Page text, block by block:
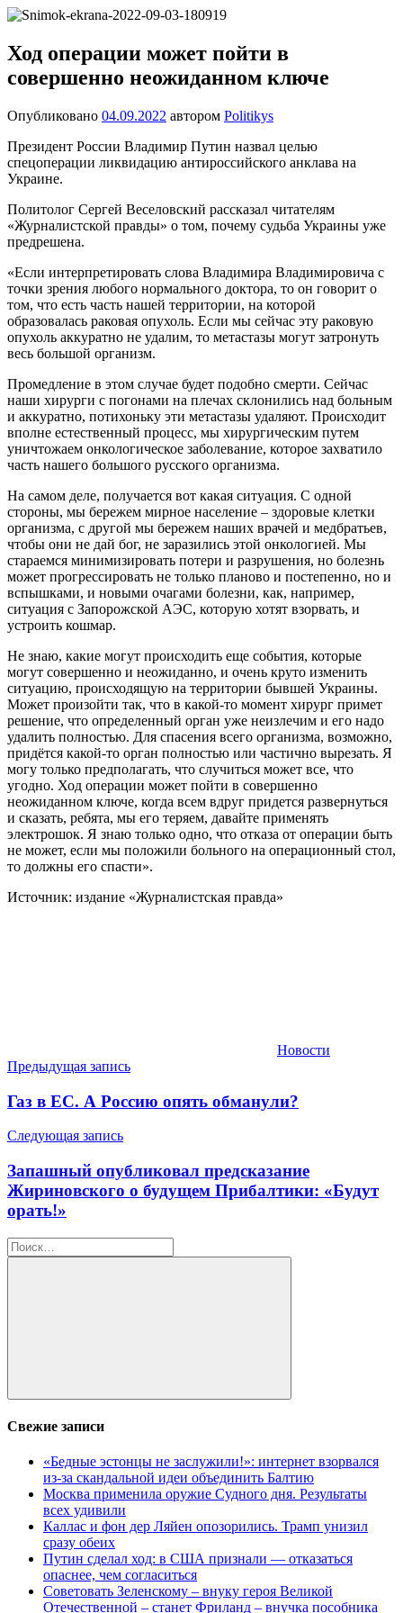
Перейти
содержимому
один
сайт
на
WordPress
Ход операции может пойти в
совершенно неожиданном ключе
Опубликовано 04.09.2022 автором Politikys
Президент России Владимир Путин назвал целью
спецоперации ликвидацию антироссийского анклава на
Украине.
Политолог Сергей Веселовский рассказал читателям
«Журналистской правды» о том, почему судьба Украины уже
предрешена.
«Если интерпретировать слова Владимира Владимировича с
точки зрения любого нормального доктора, то он говорит о
том, что есть часть нашей территории, на которой
образовалась раковая опухоль. Если мы сейчас эту раковую
опухоль аккуратно не удалим, то метастазы могут затронуть
весь большой организм.
Промедление в этом случае будет подобно смерти. Сейчас
наши хирурги с погонами на плечах склонились над больным
и аккуратно, потихоньку эти метастазы удаляют. Происходит
вполне естественный процесс, мы хирургическим путем
уничтожаем онкологическое заболевание, которое захватило
часть нашего большого русского организма.
На самом деле, получается вот какая ситуация. С одной
стороны, мы бережем мирное население – здоровые клетки
организма, с другой мы бережем наших врачей и медбратьев,
чтобы они не дай бог, не заразились этой онкологией. Мы
стараемся минимизировать потери и разрушения, но болезнь
может прогрессировать не только планово и постепенно, но и
вспышками, и новыми очагами болезни, как, например,
ситуация с Запорожской АЭС, которую хотят взорвать, и
устроить кошмар.
Не знаю, какие могут происходить еще события, которые
могут совершенно и неожиданно, и очень круто изменить
ситуацию, происходящую на территории бывшей Украины.
Может произойти так, что в какой-то момент хирург примет
решение, что определенный орган уже неизлечим и его надо
удалить полностью. Для спасения всего организма, возможно,
придётся какой-то орган полностью или частично вырезать. Я
могу только предполагать, что случиться может все, что
угодно. Ход операции может пойти в совершенно
неожиданном ключе, когда всем вдруг придется развернуться
и сказать, ребята, мы его теряем, давайте применять
электрошок. Я знаю только одно, что отказа от операции быть
не может, если мы положили больного на операционный стол,
то должны его спасти».
Источник: издание «Журналистская правда»
Новости
Навигация
по
Предыдущая запись
Газ в ЕС. А Россию опять обманули?
Следующая запись
Запашный опубликовал предсказание
Жириновского о будущем Прибалтики: «Будут
орать!»
Найти:
Поиск
Свежие записи
«Бедные эстонцы не заслужили!»: интернет взорвался
из-за скандальной идеи объединить Балтию
Москва применила оружие Судного дня. Результаты
всех удивили
Каллас и фон дер Ляйен опозорились. Трамп унизил
сразу обеих
Путин сделал ход: в США признали — отказаться
опаснее, чем согласиться
Советовать Зеленскому – внуку героя Великой
Отечественной – станет Фриланд – внучка пособника